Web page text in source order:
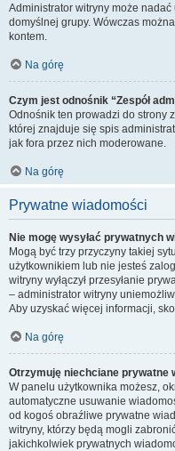
Administrator witryny może
domyślnej grupy. Wówczas
kontem.
Na górę
Czym jest odnośnik “Zespół
Odnośnik ten prowadzi do strony
której znajduje się spis
jak fora przez nich moderowane.
Na górę
Prywatne wiadomości
Nie mogę wysyłać prywatnych
Mogą być trzy przyczyny takiej
użytkownikiem lub nie jesteś
witryny wyłączył przesyłanie
– administrator witryny
Aby uzyskać więcej informacji,
Na górę
Otrzymuję niechciane prywatne
W panelu użytkownika możesz,
automatyczne usuwanie
od kogoś obraźliwe prywatne
witryny, którzy będą mogli
jakichkolwiek prywatnych